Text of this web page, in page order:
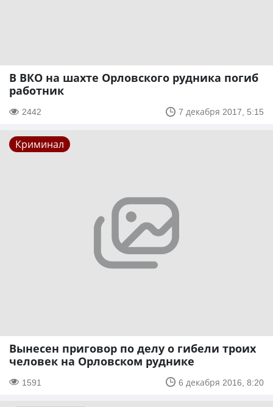
В ВКО на шахте Орловского рудника погиб
работник
2442 7 декабря 2017, 5:15
Криминал
Вынесен приговор по делу о гибели троих
человек на Орловском руднике
1591 6 декабря 2016, 8:20